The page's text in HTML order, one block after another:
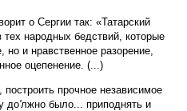
о Сергии так: «Татарский
народных бедствий, которые
но и нравственное разорение,
оцепенение. (...)
построить прочное независимое
до'лжно было... приподнять и